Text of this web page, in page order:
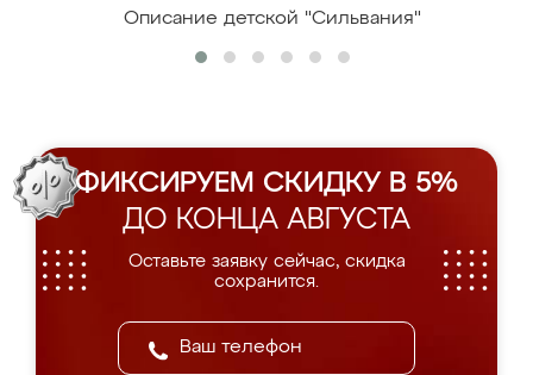
Описание детской "Сильвания"
ФИКСИРУЕМ СКИДКУ В 5%
ДО КОНЦА АВГУСТА
Оставьте заявку сейчас, скидка
сохранится.